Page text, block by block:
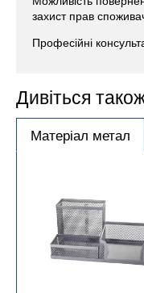
захист прав
Професійні
Дивіться
Матеріал метал